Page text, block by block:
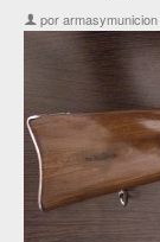
porarmasymunicion